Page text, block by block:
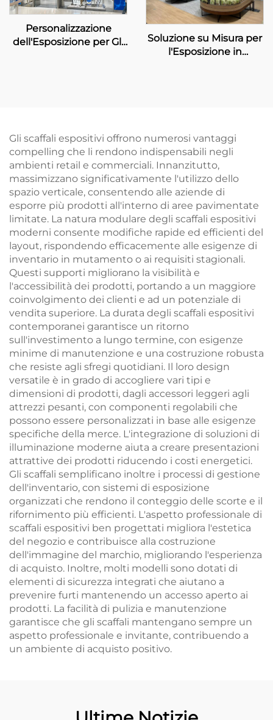
Personalizzazione
dell'Esposizione per Gli
Soluzione su Misura per
l'Esposizione in
Gli scaffali espositivi offrono numerosi vantaggi
compelling che li rendono indispensabili negli
ambienti retail e commerciali. Innanzitutto,
massimizzano significativamente l'utilizzo dello
spazio verticale, consentendo alle aziende di
esporre più prodotti all'interno di aree pavimentate
limitate. La natura modulare degli scaffali espositivi
moderni consente modifiche rapide ed efficienti del
layout, rispondendo efficacemente alle esigenze di
inventario in mutamento o ai requisiti stagionali.
Questi supporti migliorano la visibilità e
l'accessibilità dei prodotti, portando a un maggiore
coinvolgimento dei clienti e ad un potenziale di
vendita superiore. La durata degli scaffali espositivi
contemporanei garantisce un ritorno
sull'investimento a lungo termine, con esigenze
minime di manutenzione e una costruzione robusta
che resiste agli sfregi quotidiani. Il loro design
versatile è in grado di accogliere vari tipi e
dimensioni di prodotti, dagli accessori leggeri agli
attrezzi pesanti, con componenti regolabili che
possono essere personalizzati in base alle esigenze
specifiche della merce. L'integrazione di soluzioni di
illuminazione moderne aiuta a creare presentazioni
attrattive dei prodotti riducendo i costi energetici.
Gli scaffali semplificano inoltre i processi di gestione
dell'inventario, con sistemi di esposizione
organizzati che rendono il conteggio delle scorte e il
rifornimento più efficienti. L'aspetto professionale di
scaffali espositivi ben progettati migliora l'estetica
del negozio e contribuisce alla costruzione
dell'immagine del marchio, migliorando l'esperienza
di acquisto. Inoltre, molti modelli sono dotati di
elementi di sicurezza integrati che aiutano a
prevenire furti mantenendo un accesso aperto ai
prodotti. La facilità di pulizia e manutenzione
garantisce che gli scaffali mantengano sempre un
aspetto professionale e invitante, contribuendo a
un ambiente di acquisto positivo.